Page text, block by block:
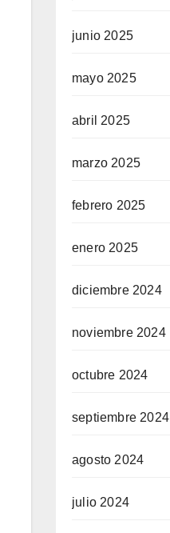
junio 2025
mayo 2025
abril 2025
marzo 2025
febrero 2025
enero 2025
diciembre 2024
noviembre 2024
octubre 2024
septiembre 2024
agosto 2024
julio 2024